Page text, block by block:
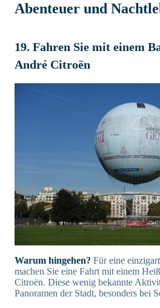
Abenteuer und
19. Fahren Sie mit einem
André Citroën
Warum hingehen? Für eine
machen Sie eine Fahrt mit einem
Citroën. Diese wenig bekannte
Panoramen der Stadt, besonders bei